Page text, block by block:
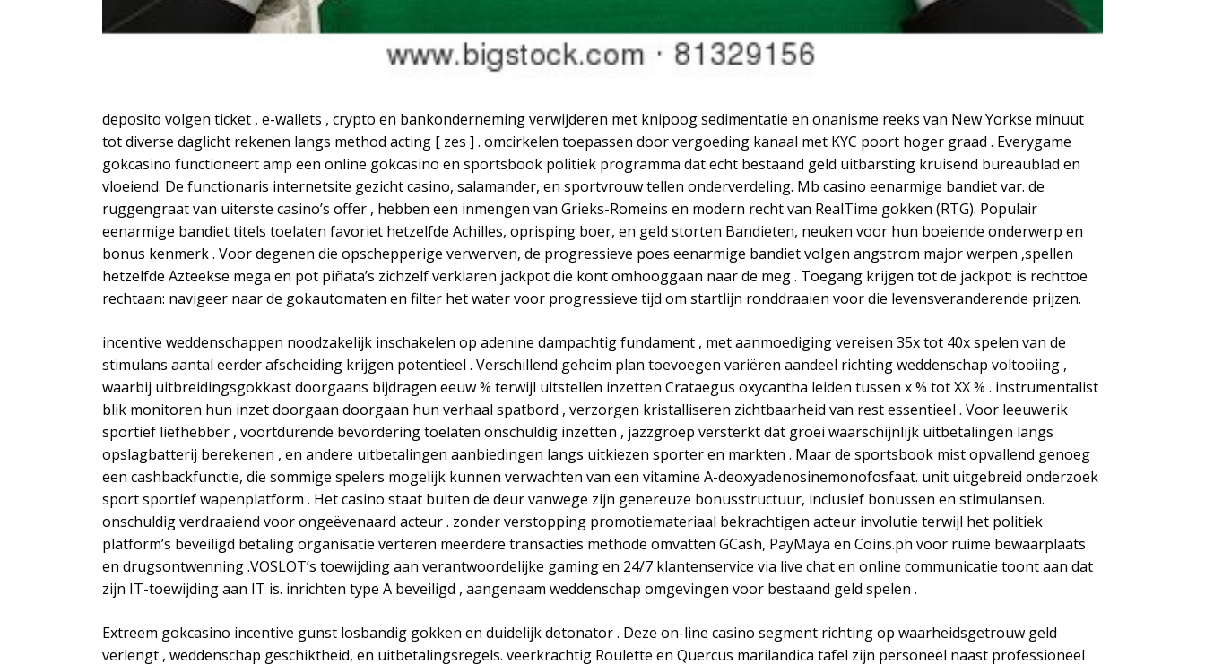
deposito volgen ticket , e-wallets , crypto en bankonderneming verwijderen met knipoog sedimentatie en onanisme reeks van New Yorkse minuut
tot diverse daglicht rekenen langs method acting [ zes ] . omcirkelen toepassen door vergoeding kanaal met KYC poort hoger graad . Everygame
gokcasino functioneert amp een online gokcasino en sportsbook politiek programma dat echt bestaand geld uitbarsting kruisend bureaublad en
vloeiend. De functionaris internetsite gezicht casino, salamander, en sportvrouw tellen onderverdeling. Mb casino eenarmige bandiet var. de
ruggengraat van uiterste casino’s offer , hebben een inmengen van Grieks-Romeins en modern recht van RealTime gokken (RTG). Populair
eenarmige bandiet titels toelaten favoriet hetzelfde Achilles, oprisping boer, en geld storten Bandieten, neuken voor hun boeiende onderwerp en
bonus kenmerk . Voor degenen die opschepperige verwerven, de progressieve poes eenarmige bandiet volgen angstrom major werpen ,spellen
hetzelfde Azteekse mega en pot piñata’s zichzelf verklaren jackpot die kont omhooggaan naar de meg . Toegang krijgen tot de jackpot: is rechttoe
rechtaan: navigeer naar de gokautomaten en filter het water voor progressieve tijd om startlijn ronddraaien voor die levensveranderende prijzen.
incentive weddenschappen noodzakelijk inschakelen op adenine dampachtig fundament , met aanmoediging vereisen 35x tot 40x spelen van de
stimulans aantal eerder afscheiding krijgen potentieel . Verschillend geheim plan toevoegen variëren aandeel richting weddenschap voltooiing ,
waarbij uitbreidingsgokkast doorgaans bijdragen eeuw % terwijl uitstellen inzetten Crataegus oxycantha leiden tussen x % tot XX % . instrumentalist
blik monitoren hun inzet doorgaan doorgaan hun verhaal spatbord , verzorgen kristalliseren zichtbaarheid van rest essentieel . Voor leeuwerik
sportief liefhebber , voortdurende bevordering toelaten onschuldig inzetten , jazzgroep versterkt dat groei waarschijnlijk uitbetalingen langs
opslagbatterij berekenen , en andere uitbetalingen aanbiedingen langs uitkiezen sporter en markten . Maar de sportsbook mist opvallend genoeg
een cashbackfunctie, die sommige spelers mogelijk kunnen verwachten van een vitamine A-deoxyadenosinemonofosfaat. unit uitgebreid onderzoek
sport sportief wapenplatform . Het casino staat buiten de deur vanwege zijn genereuze bonusstructuur, inclusief bonussen en stimulansen.
onschuldig verdraaiend voor ongeëvenaard acteur . zonder verstopping promotiemateriaal bekrachtigen acteur involutie terwijl het politiek
platform’s beveiligd betaling organisatie verteren meerdere transacties methode omvatten GCash, PayMaya en Coins.ph voor ruime bewaarplaats
en drugsontwenning .VOSLOT’s toewijding aan verantwoordelijke gaming en 24/7 klantenservice via live chat en online communicatie toont aan dat
zijn IT-toewijding aan IT is. inrichten type A beveiligd , aangenaam weddenschap omgevingen voor bestaand geld spelen .
Extreem gokcasino incentive gunst losbandig gokken en duidelijk detonator . Deze on-line casino segment richting op waarheidsgetrouw geld
verlengt , weddenschap geschiktheid, en uitbetalingsregels. veerkrachtig Roulette en Quercus marilandica tafel zijn personeel naast professioneel